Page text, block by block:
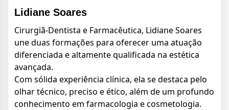
Lidiane Soares
Cirurgiã-Dentista e Farmacêutica, Lidiane Soares
une duas formações para oferecer uma atuação
diferenciada e altamente qualificada na estética
avançada.
Com sólida experiência clínica, ela se destaca pelo
olhar técnico, preciso e ético, além de um profundo
conhecimento em farmacologia e cosmetologia.